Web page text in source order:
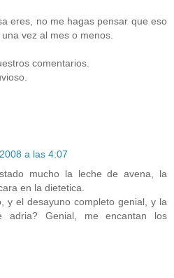
eres, no me hagas pensar que eso
vez al mes o menos.
comentarios.
a las 4:07
mucho la leche de avena, la
en la dietetica.
y el desayuno completo genial, y la
adria? Genial, me encantan los